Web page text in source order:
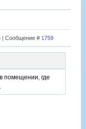
| Сообщение # 1759
помещении, где